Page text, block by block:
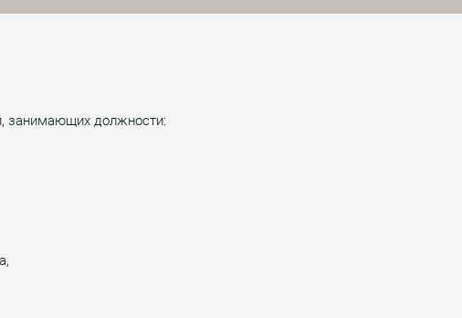
занимающих должности: